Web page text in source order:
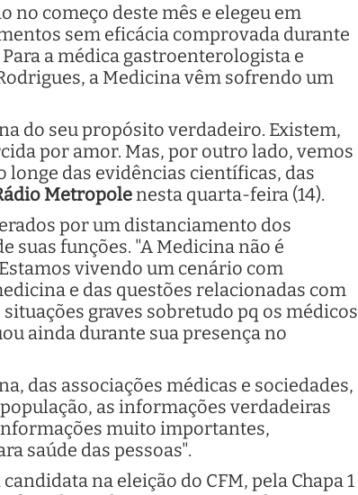
no começo deste mês e elegeu em
sem eficácia comprovada durante
a médica gastroenterologista e
a Medicina vêm sofrendo um
do seu propósito verdadeiro. Existem,
por amor. Mas, por outro lado, vemos
das evidências científicas, das
Metropolenesta quarta-feira (14).
por um distanciamento dos
suas funções. "A Medicina não é
vivendo um cenário com
e das questões relacionadas com
graves sobretudo pq os médicos
ainda durante sua presença no
das associações médicas e sociedades,
as informações verdadeiras
muito importantes,
saúde das pessoas".
na eleição do CFM, pela Chapa 1